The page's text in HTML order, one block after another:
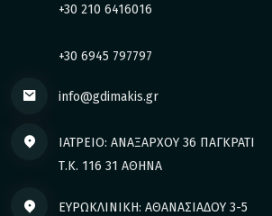
+30 210 6416016
+30 6945 797797
info@gdimakis.gr
ΙΑΤΡΕΙΟ: ΑΝΑΞΑΡΧΟΥ 36 ΠΑΓΚΡΑΤΙ
Τ.Κ. 116 31 ΑΘΗΝΑ
ΕΥΡΩΚΛΙΝΙΚΗ: ΑΘΑΝΑΣΙΑΔΟΥ 3-5